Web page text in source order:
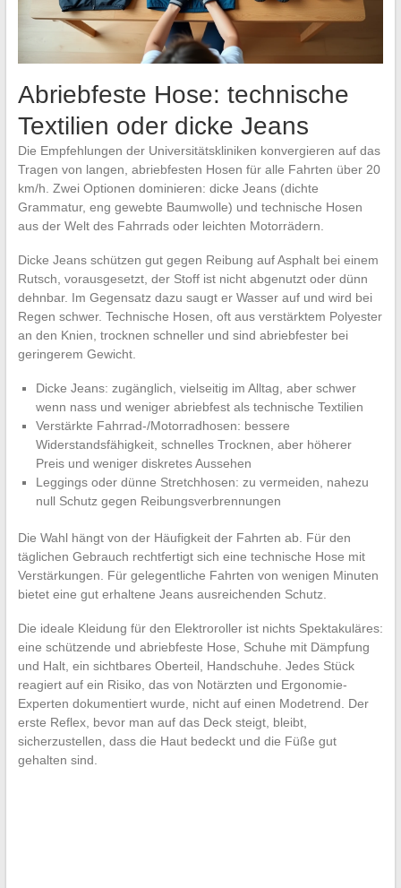
Abriebfeste Hose: technische
Textilien oder dicke Jeans
Die Empfehlungen der Universitätskliniken konvergieren auf das
Tragen von langen, abriebfesten Hosen für alle Fahrten über 20
km/h. Zwei Optionen dominieren: dicke Jeans (dichte
Grammatur, eng gewebte Baumwolle) und technische Hosen
aus der Welt des Fahrrads oder leichten Motorrädern.
Dicke Jeans schützen gut gegen Reibung auf Asphalt bei einem
Rutsch, vorausgesetzt, der Stoff ist nicht abgenutzt oder dünn
dehnbar. Im Gegensatz dazu saugt er Wasser auf und wird bei
Regen schwer. Technische Hosen, oft aus verstärktem Polyester
an den Knien, trocknen schneller und sind abriebfester bei
geringerem Gewicht.
Dicke Jeans: zugänglich, vielseitig im Alltag, aber schwer
wenn nass und weniger abriebfest als technische Textilien
Verstärkte Fahrrad-/Motorradhosen: bessere
Widerstandsfähigkeit, schnelles Trocknen, aber höherer
Preis und weniger diskretes Aussehen
Leggings oder dünne Stretchhosen: zu vermeiden, nahezu
null Schutz gegen Reibungsverbrennungen
Die Wahl hängt von der Häufigkeit der Fahrten ab. Für den
täglichen Gebrauch rechtfertigt sich eine technische Hose mit
Verstärkungen. Für gelegentliche Fahrten von wenigen Minuten
bietet eine gut erhaltene Jeans ausreichenden Schutz.
Die ideale Kleidung für den Elektroroller ist nichts Spektakuläres:
eine schützende und abriebfeste Hose, Schuhe mit Dämpfung
und Halt, ein sichtbares Oberteil, Handschuhe. Jedes Stück
reagiert auf ein Risiko, das von Notärzten und Ergonomie-
Experten dokumentiert wurde, nicht auf einen Modetrend. Der
erste Reflex, bevor man auf das Deck steigt, bleibt,
sicherzustellen, dass die Haut bedeckt und die Füße gut
gehalten sind.